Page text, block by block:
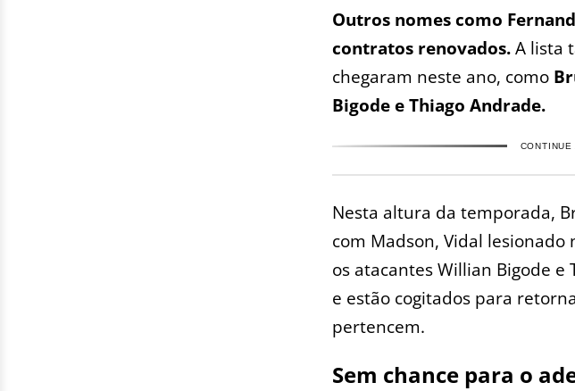
Outros nomes como
contratos renovados.A lista
chegaram neste ano, como
Bigode e Thiago Andrade.
Nesta altura da temporada,
com Madson, Vidal
os atacantes Willian Bigode
e estão cogitados para
pertencem.
Sem chance para o